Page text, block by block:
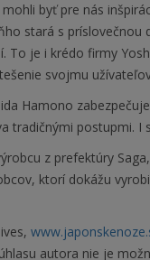
byť pre nás
stará s
je i krédo firmy
svojmu
Hamono
tradičnými postupmi. I
z prefektúry
ktorí dokážu
autora nie je